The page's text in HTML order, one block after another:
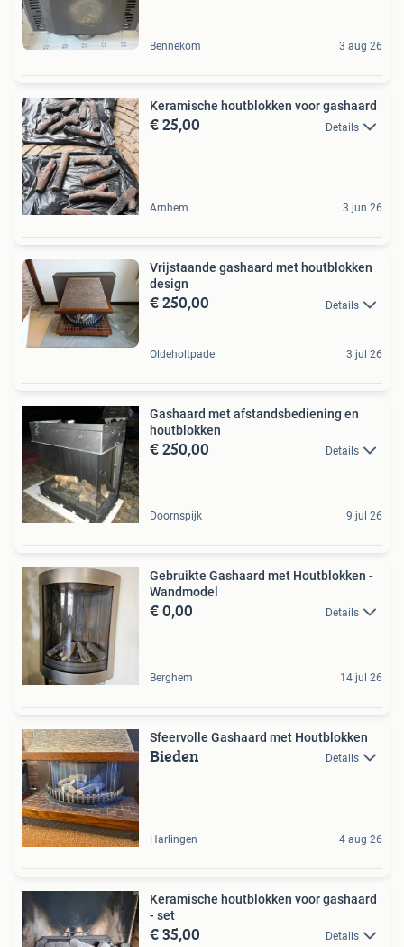
Bennekom 3 aug 26
Keramische houtblokken voor gashaard
€ 25,00 Details
Arnhem 3 jun 26
Vrijstaande gashaard met houtblokken
design
€ 250,00 Details
Oldeholtpade 3 jul 26
Gashaard met afstandsbediening en
houtblokken
€ 250,00 Details
Doornspijk 9 jul 26
Gebruikte Gashaard met Houtblokken -
Wandmodel
€ 0,00 Details
Berghem 14 jul 26
Sfeervolle Gashaard met Houtblokken
Bieden Details
Harlingen 4 aug 26
Keramische houtblokken voor gashaard
- set
€ 35,00 Details